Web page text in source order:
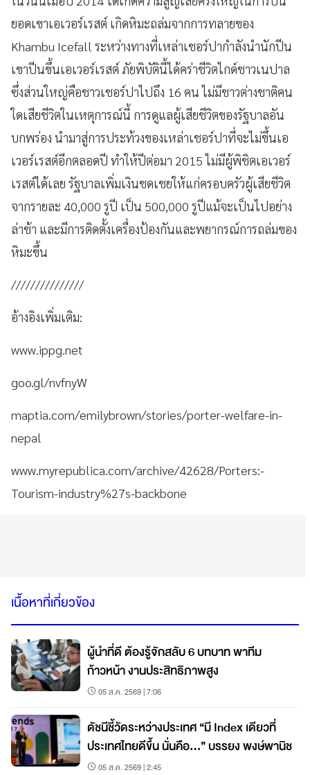
ยอดเขาเอเวอร์เรสต์ เกิดหิมะถล่มจากการทลายของ
Khambu Icefall ระหว่างทางที่เหล่าเชอร์ปากำลังนำนักปีน
เขาปีนขึ้นเอเวอร์เรสต์ ภัยพิบัตินี้ได้คร่าชีวิตไกด์ชาวเนปาล
ซึ่งส่วนใหญ่คือชาวเชอร์ปาไปถึง 16 คน ไม่มีชาวต่างชาติคน
ใดเสียชีวิตในเหตุการณ์นี้ การดูแลผู้เสียชีวิตของรัฐบาลอัน
บกพร่อง นำมาสู่การประท้วงของเหล่าเชอร์ปาที่จะไม่ขึ้นเอ
เวอร์เรสต์อีกตลอดปี ทำให้ปีต่อมา 2015 ไม่มีผู้พิชิตเอเวอร์
เรสต์ได้เลย รัฐบาลเพิ่มเงินชดเชยให้แก่ครอบครัวผู้เสียชีวิต
จากรายละ 40,000 รูปี เป็น 500,000 รูปีแม้จะเป็นไปอย่าง
ล่าช้า และมีการติดตั้งเครื่องป้องกันและพยากรณ์การถล่มของ
หิมะขึ้น
///////////////
อ้างอิงเพิ่มเติม:
www.ippg.net
goo.gl/nvfnyW
maptia.com/emilybrown/stories/porter-welfare-in-
nepal
www.myrepublica.com/archive/42628/Porters:-
Tourism-industry%27s-backbone
เนื้อหาที่เกี่ยวข้อง
ผู้นำที่ดี ต้องรู้จักสลับ 6 บทบาท พาทีม
ก้าวหน้า งานประสิทธิภาพสูง
05 ส.ค. 2569 | 7:06
ดัชนีชี้วัดระหว่างประเทศ “มี Index เดียวที่
ประเทศไทยดีขึ้น นั่นคือ...” บรรยง พงษ์พานิช
05 ส.ค. 2569 | 2:45